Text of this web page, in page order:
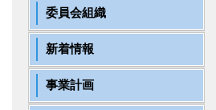
委員会組織
新着情報
事業計画